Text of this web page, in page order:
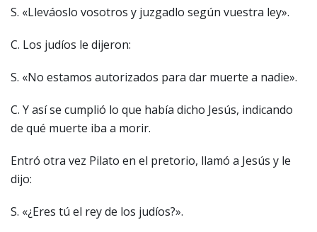
S. «Lleváoslo vosotros y juzgadlo según vuestra ley».
C. Los judíos le dijeron:
S. «No estamos autorizados para dar muerte a nadie».
C. Y así se cumplió lo que había dicho Jesús, indicando
de qué muerte iba a morir.
Entró otra vez Pilato en el pretorio, llamó a Jesús y le
dijo:
S. «¿Eres tú el rey de los judíos?».